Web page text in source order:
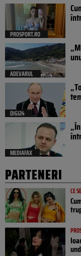
PROSPORT.RO
ADEVARUL
DIGI24
MEDIAFAX
PARTENERI
CE